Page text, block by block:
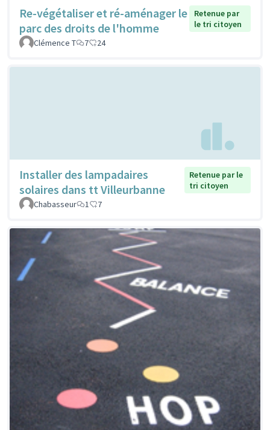
Re-végétaliser et ré-aménager le
parc des droits de l'homme
Retenue par
le tri citoyen
Clémence T
7 24
Installer des lampadaires
solaires dans tt Villeurbanne
Retenue par le
tri citoyen
Chabasseur
1 7